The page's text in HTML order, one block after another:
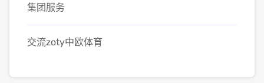
集团服务
交流zoty中欧体育